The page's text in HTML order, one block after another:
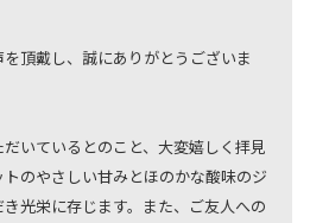
頂戴し、誠にありがとうございま
いているとのこと、大変嬉しく拝見
のやさしい甘みとほのかな酸味のジ
光栄に存じます。また、ご友人への